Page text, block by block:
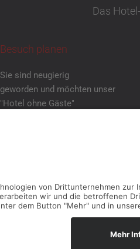
Das
Besuch planen
Sie sind neugierig
geworden und möchten unser
"Hotel ohne Gäste"